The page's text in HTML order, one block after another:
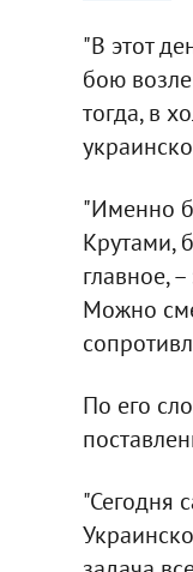
"В этот
бою
тогда, в
"Именно
Крутами,
главное,
Можно
По его
"Сегодня